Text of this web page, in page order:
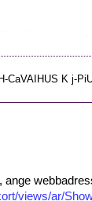
CaVAIHUS K j-
ange
views/ar/